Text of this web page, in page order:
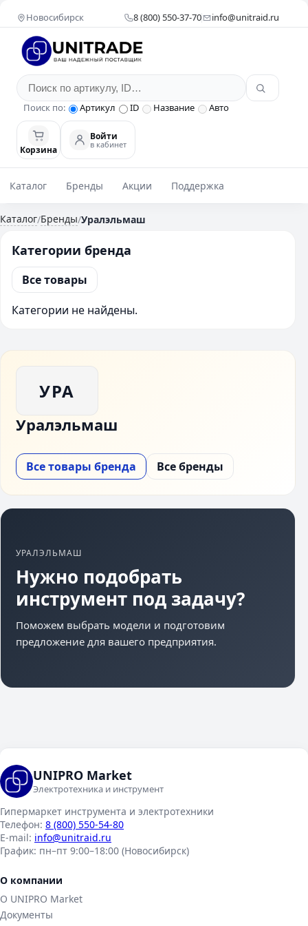
Новосибирск 8 (800) 550-37-70 info@unitraid.ru
Поиск по: Артикул ID Название Авто
Корзина
Войти
в кабинет
Каталог Бренды Акции Поддержка
Каталог/Бренды/Уралэльмаш
Категории бренда
Все товары
Категории не найдены.
УРА
Уралэльмаш
Все товары бренда Все бренды
УРАЛЭЛЬМАШ
Нужно подобрать
инструмент под задачу?
Поможем выбрать модели и подготовим
предложение для вашего предприятия.
UNIPRO Market
Электротехника и инструмент
Гипермаркет инструмента и электротехники
Телефон: 8 (800) 550-54-80
E-mail: info@unitraid.ru
График: пн–пт 9:00–18:00 (Новосибирск)
О компании
О UNIPRO Market
Документы